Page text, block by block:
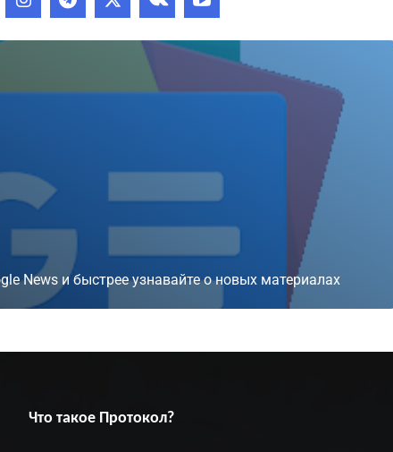
News и быстрее узнавайте о новых материалах
Что такое Протокол?